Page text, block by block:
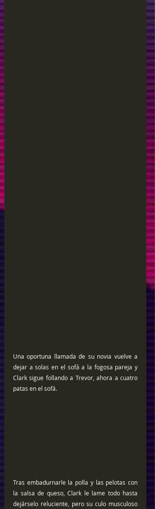
Una oportuna llamada de su novia vuelve a
dejar a solas en el sofá a la fogosa pareja y
Clark sigue follando a Trevor, ahora a cuatro
patas en el sofá.
Tras embadurnarle la polla y las pelotas con
la salsa de queso, Clark le lame todo hasta
dejárselo reluciente, pero su culo musculoso